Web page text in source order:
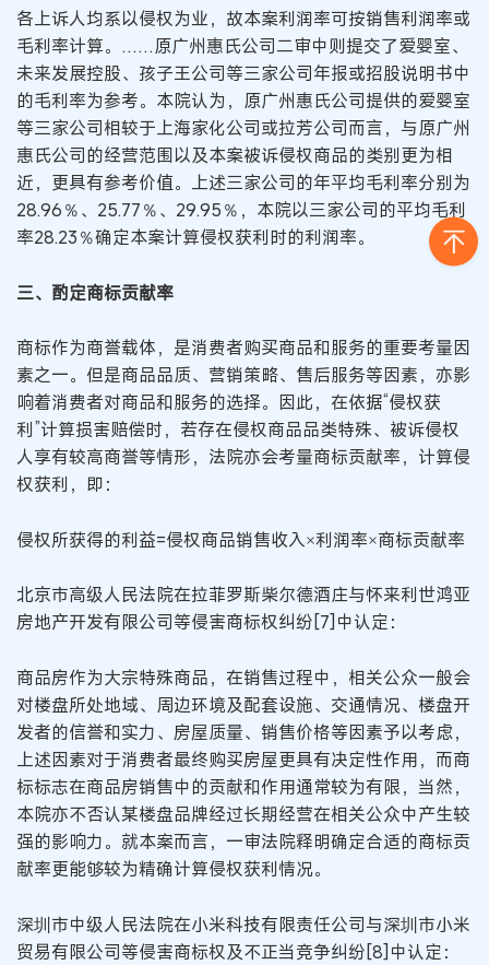
各上诉人均系以侵权为业，故本案利润率可按销售利润率或
毛利率计算。……原广州惠氏公司二审中则提交了爱婴室、
未来发展控股、孩子王公司等三家公司年报或招股说明书中
的毛利率为参考。本院认为，原广州惠氏公司提供的爱婴室
等三家公司相较于上海家化公司或拉芳公司而言，与原广州
惠氏公司的经营范围以及本案被诉侵权商品的类别更为相
近，更具有参考价值。上述三家公司的年平均毛利率分别为
28.96％、25.77％、29.95％，本院以三家公司的平均毛利
率28.23％确定本案计算侵权获利时的利润率。
三、酌定商标贡献率
商标作为商誉载体，是消费者购买商品和服务的重要考量因
素之一。但是商品品质、营销策略、售后服务等因素，亦影
响着消费者对商品和服务的选择。因此，在依据“侵权获
利”计算损害赔偿时，若存在侵权商品品类特殊、被诉侵权
人享有较高商誉等情形，法院亦会考量商标贡献率，计算侵
权获利，即：
侵权所获得的利益=侵权商品销售收入×利润率×商标贡献率
北京市高级人民法院在拉菲罗斯柴尔德酒庄与怀来利世鸿亚
房地产开发有限公司等侵害商标权纠纷[7]中认定：
商品房作为大宗特殊商品，在销售过程中，相关公众一般会
对楼盘所处地域、周边环境及配套设施、交通情况、楼盘开
发者的信誉和实力、房屋质量、销售价格等因素予以考虑，
上述因素对于消费者最终购买房屋更具有决定性作用，而商
标标志在商品房销售中的贡献和作用通常较为有限，当然，
本院亦不否认某楼盘品牌经过长期经营在相关公众中产生较
强的影响力。就本案而言，一审法院释明确定合适的商标贡
献率更能够较为精确计算侵权获利情况。
深圳市中级人民法院在小米科技有限责任公司与深圳市小米
贸易有限公司等侵害商标权及不正当竞争纠纷[8]中认定：